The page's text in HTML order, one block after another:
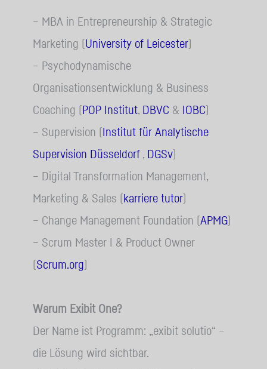
– MBA in Entrepreneurship & Strategic
Marketing ( University of Leicester
– Psychodynamische
Organisationsentwicklung & Business
Coaching (
POP Institut, DBVC & IOBC
– Supervision (
Institut für Analytische
Supervision Düsseldorf , DGSv
– Digital Transformation Management,
Marketing & Sales ( karriere tutor
– Change Management Foundation ( APMG
– Scrum Master I & Product Owner
Scrum.org
Warum Exibit One?
Der Name ist Programm: „exibit solutio“ –
die Lösung wird sichtbar.